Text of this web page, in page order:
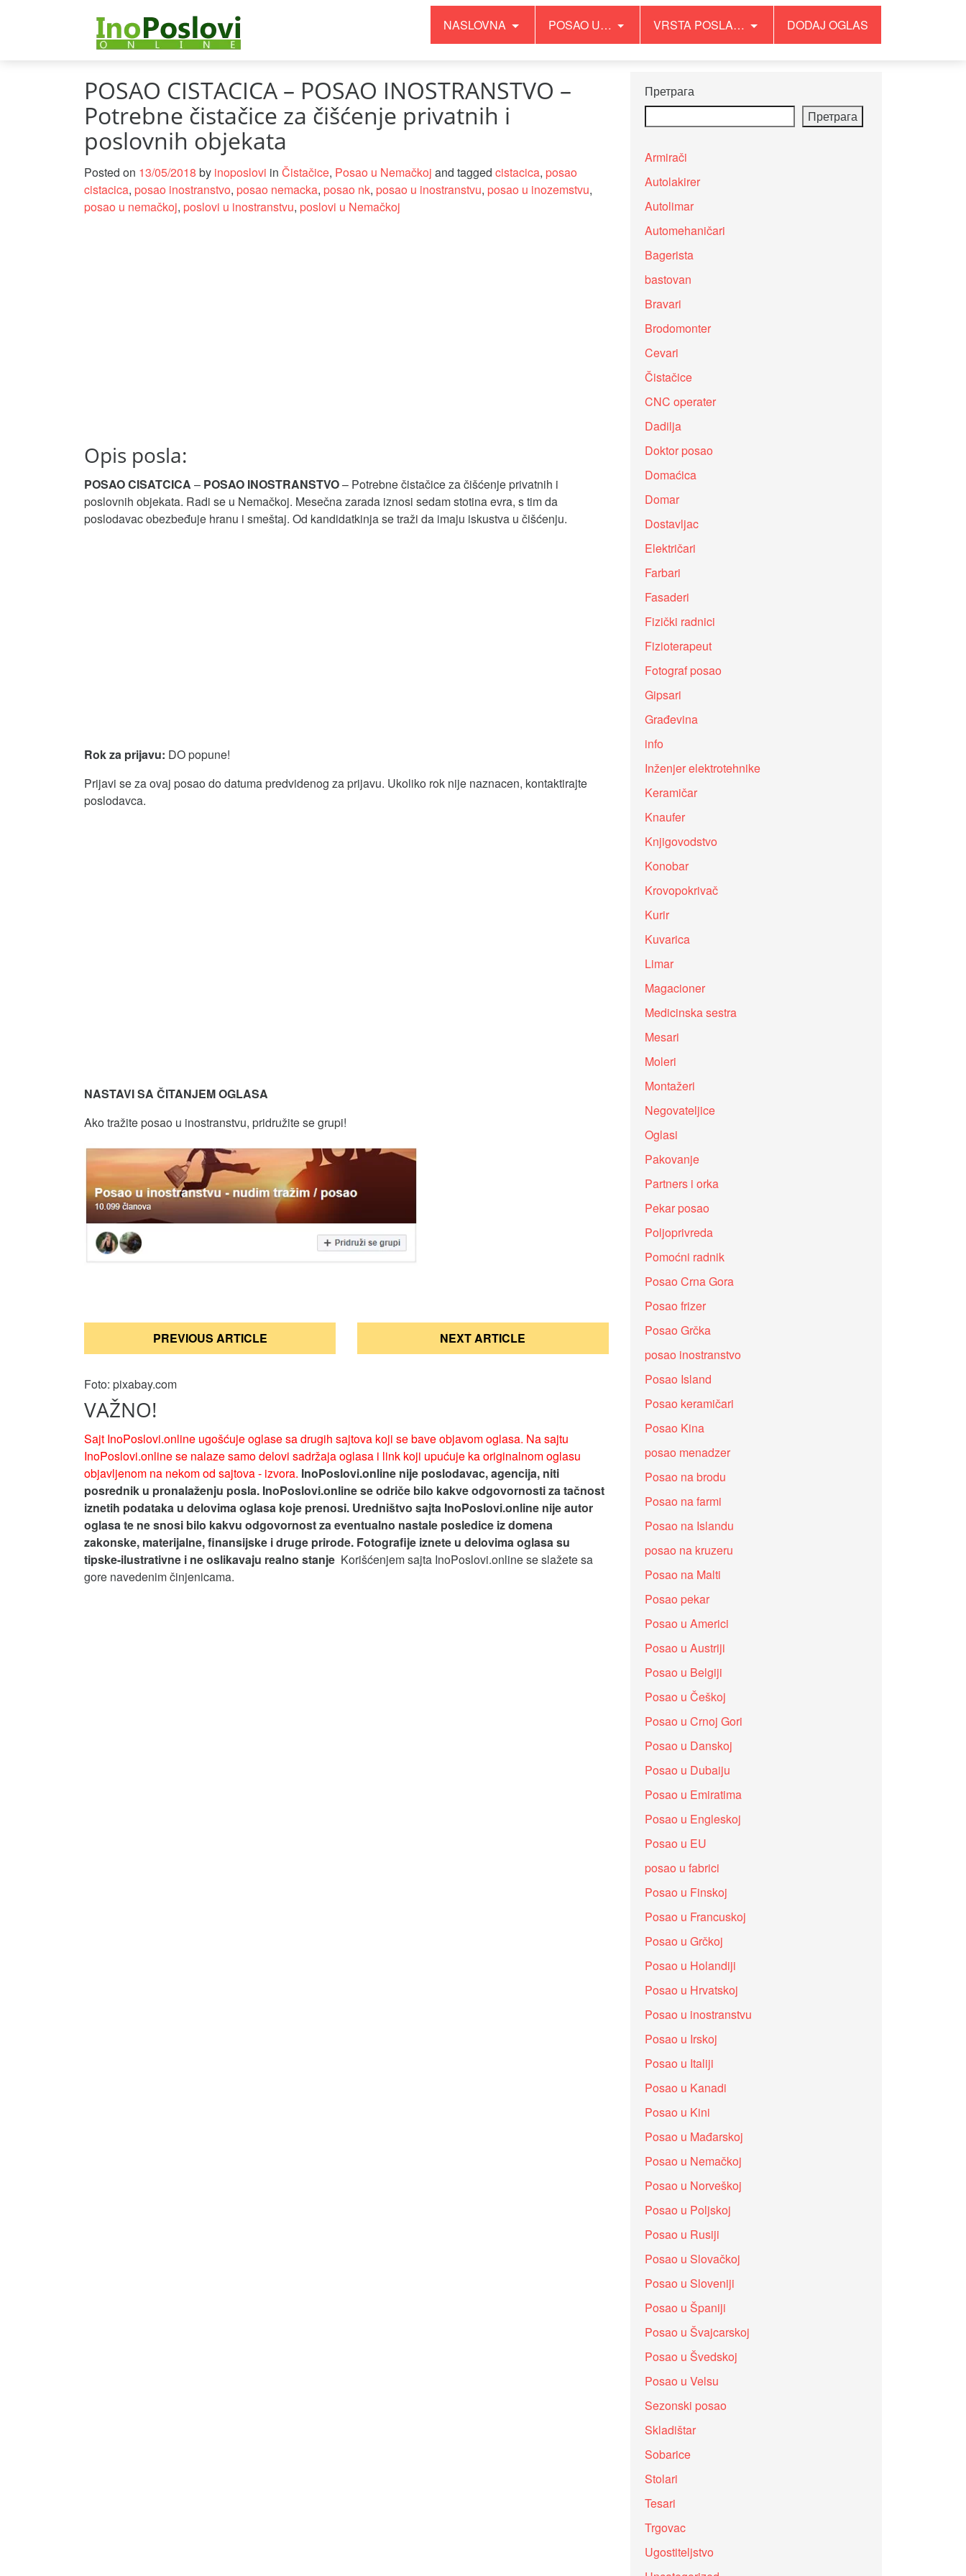
NASLOVNA POSAO U… VRSTA POSLA… DODAJ OGLAS
POSAO CISTACICA – POSAO INOSTRANSTVO –
Potrebne čistačice za čišćenje privatnih i
poslovnih objekata
Posted on 13/05/2018 by inoposlovi in Čistačice, Posao u Nemačkoj and tagged cistacica, posao
cistacica, posao inostranstvo, posao nemacka, posao nk, posao u inostranstvu, posao u inozemstvu,
posao u nemačkoj, poslovi u inostranstvu, poslovi u Nemačkoj
Opis posla:
POSAO CISATCICA – POSAO INOSTRANSTVO– Potrebne čistačice za čišćenje privatnih i
poslovnih objekata. Radi se u Nemačkoj. Mesečna zarada iznosi sedam stotina evra, s tim da
poslodavac obezbeđuje hranu i smeštaj. Od kandidatkinja se traži da imaju iskustva u čišćenju.
Rok za prijavu: DO popune!
Prijavi se za ovaj posao do datuma predvidenog za prijavu. Ukoliko rok nije naznacen, kontaktirajte
poslodavca.
NASTAVI SA ČITANJEM OGLASA
Ako tražite posao u inostranstvu, pridružite se grupi!
Кретање
PREVIOUS ARTICLE NEXT ARTICLE
Foto: pixabay.com
VAŽNO!
Sajt InoPoslovi.online ugošćuje oglase sa drugih sajtova koji se bave objavom oglasa. Na sajtu
InoPoslovi.online se nalaze samo delovi sadržaja oglasa i link koji upućuje ka originalnom oglasu
objavljenom na nekom od sajtova - izvora. InoPoslovi.online nije poslodavac, agencija, niti
posrednik u pronalaženju posla. InoPoslovi.online se odriče bilo kakve odgovornosti za tačnost
iznetih podataka u delovima oglasa koje prenosi. Uredništvo sajta InoPoslovi.online nije autor
oglasa te ne snosi bilo kakvu odgovornost za eventualno nastale posledice iz domena
zakonske, materijalne, finansijske i druge prirode. Fotografije iznete u delovima oglasa su
tipske-ilustrativne i ne oslikavaju realno stanje Korišćenjem sajta InoPoslovi.online se slažete sa
gore navedenim činjenicama.
Претрага
Претрага
Armirači
Autolakirer
Autolimar
Automehaničari
Bagerista
bastovan
Bravari
Brodomonter
Cevari
Čistačice
CNC operater
Dadilja
Doktor posao
Domaćica
Domar
Dostavljac
Električari
Farbari
Fasaderi
Fizički radnici
Fizioterapeut
Fotograf posao
Gipsari
Građevina
info
Inženjer elektrotehnike
Keramičar
Knaufer
Knjigovodstvo
Konobar
Krovopokrivač
Kurir
Kuvarica
Limar
Magacioner
Medicinska sestra
Mesari
Moleri
Montažeri
Negovateljice
Oglasi
Pakovanje
Partners i orka
Pekar posao
Poljoprivreda
Pomoćni radnik
Posao Crna Gora
Posao frizer
Posao Grčka
posao inostranstvo
Posao Island
Posao keramičari
Posao Kina
posao menadzer
Posao na brodu
Posao na farmi
Posao na Islandu
posao na kruzeru
Posao na Malti
Posao pekar
Posao u Americi
Posao u Austriji
Posao u Belgiji
Posao u Češkoj
Posao u Crnoj Gori
Posao u Danskoj
Posao u Dubaiju
Posao u Emiratima
Posao u Engleskoj
Posao u EU
posao u fabrici
Posao u Finskoj
Posao u Francuskoj
Posao u Grčkoj
Posao u Holandiji
Posao u Hrvatskoj
Posao u inostranstvu
Posao u Irskoj
Posao u Italiji
Posao u Kanadi
Posao u Kini
Posao u Mađarskoj
Posao u Nemačkoj
Posao u Norveškoj
Posao u Poljskoj
Posao u Rusiji
Posao u Slovačkoj
Posao u Sloveniji
Posao u Španiji
Posao u Švajcarskoj
Posao u Švedskoj
Posao u Velsu
Sezonski posao
Skladištar
Sobarice
Stolari
Tesari
Trgovac
Ugostiteljstvo